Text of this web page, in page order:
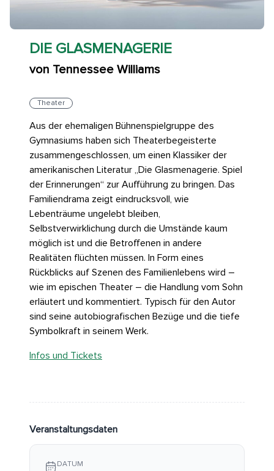
DIE GLASMENAGERIE
von Tennessee Williams
Theater
Aus der ehemaligen Bühnenspielgruppe des
Gymnasiums haben sich Theaterbegeisterte
zusammengeschlossen, um einen Klassiker der
amerikanischen Literatur „Die Glasmenagerie. Spiel
der Erinnerungen“ zur Aufführung zu bringen. Das
Familiendrama zeigt eindrucksvoll, wie
Lebenträume ungelebt bleiben,
Selbstverwirklichung durch die Umstände kaum
möglich ist und die Betroffenen in andere
Realitäten flüchten müssen. In Form eines
Rückblicks auf Szenen des Familienlebens wird –
wie im epischen Theater – die Handlung vom Sohn
erläutert und kommentiert. Typisch für den Autor
sind seine autobiografischen Bezüge und die tiefe
Symbolkraft in seinem Werk.
Infos und Tickets
Veranstaltungsdaten
DATUM